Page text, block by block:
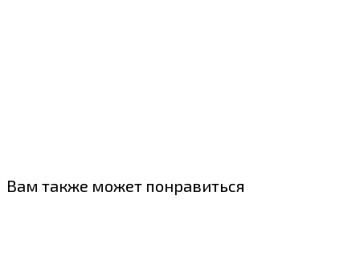
Вам также может понравиться